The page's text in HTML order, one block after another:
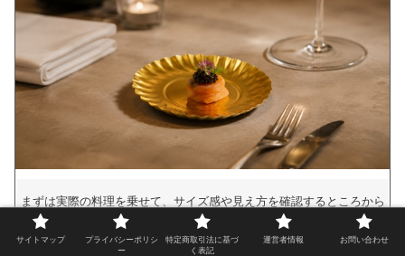
まずは実際の料理を乗せて、サイズ感や見え方を確認するところから
始めるのがおすすめです。
サイトマップ
プライバシーポリシ
ー
特定商取引法に基づ
く表記
運営者情報 お問い合わせ